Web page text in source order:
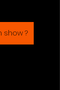
show ?